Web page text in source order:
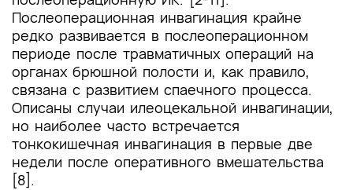
Послеоперационная инвагинация крайне
редко развивается в послеоперационном
периоде после травматичных операций на
органах брюшной полости и, как правило,
связана с развитием спаечного процесса.
Описаны случаи илеоцекальной инвагинации,
но наиболее часто встречается
тонкокишечная инвагинация в первые две
недели после оперативного вмешательства
[8].